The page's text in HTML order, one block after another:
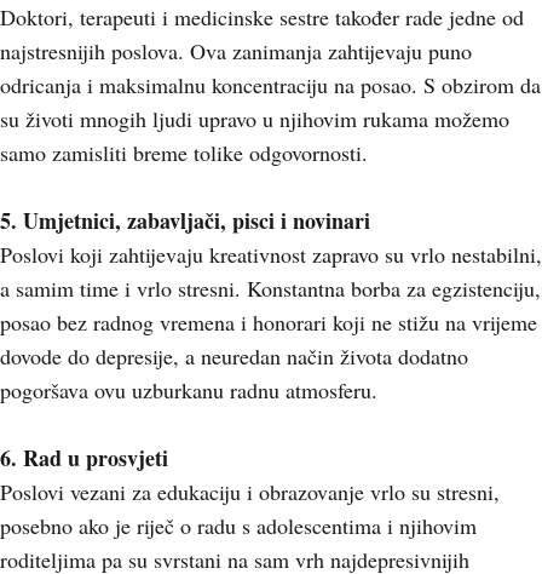
Doktori, terapeuti i medicinske sestre također rade jedne od
najstresnijih poslova. Ova zanimanja zahtijevaju puno
odricanja i maksimalnu koncentraciju na posao. S obzirom da
su životi mnogih ljudi upravo u njihovim rukama možemo
samo zamisliti breme tolike odgovornosti.
5. Umjetnici, zabavljači, pisci i novinari
Poslovi koji zahtijevaju kreativnost zapravo su vrlo nestabilni,
a samim time i vrlo stresni. Konstantna borba za egzistenciju,
posao bez radnog vremena i honorari koji ne stižu na vrijeme
dovode do depresije, a neuredan način života dodatno
pogoršava ovu uzburkanu radnu atmosferu.
6. Rad u prosvjeti
Poslovi vezani za edukaciju i obrazovanje vrlo su stresni,
posebno ako je riječ o radu s adolescentima i njihovim
roditeljima pa su svrstani na sam vrh najdepresivnijih